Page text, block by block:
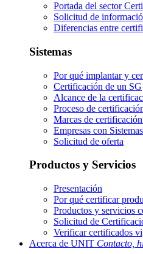
Portada del sector
Solicitud de
Diferencias entre
Sistemas
Por qué implantar y
Certificación de un SG
Alcance de la
Proceso de
Marcas de
Empresas con
Solicitud de oferta
Productos y Servicios
Presentación
Por qué certificar
Productos y servicios
Solicitud de
Verificar certificados
Acerca de UNIT Contacto,